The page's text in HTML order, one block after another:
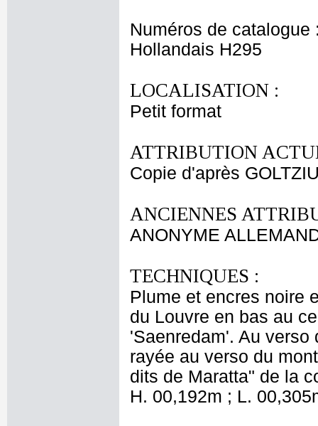
Numéros de catalogue
Hollandais H295
LOCALISATION :
Petit format
ATTRIBUTION
Copie d'après
ANCIENNES
ANONYME
TECHNIQUES :
Plume et encres noire
du Louvre en bas au
'Saenredam'. Au verso
rayée au verso du
dits de Maratta" de la
H. 00,192m ; L.